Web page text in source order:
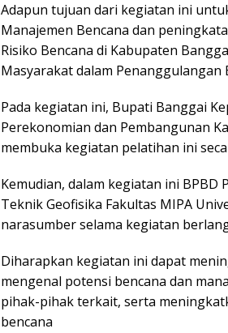
Adapun tujuan dari kegiatan ini
Manajemen Bencana dan
Risiko Bencana di Kabupaten
Masyarakat dalam Penanggulangan
Pada kegiatan ini, Bupati Banggai
Perekonomian dan Pembangunan
membuka kegiatan pelatihan ini
Kemudian, dalam kegiatan ini
Teknik Geofisika Fakultas MIPA
narasumber selama kegiatan
Diharapkan kegiatan ini dapat
mengenal potensi bencana dan
pihak-pihak terkait, serta
bencana